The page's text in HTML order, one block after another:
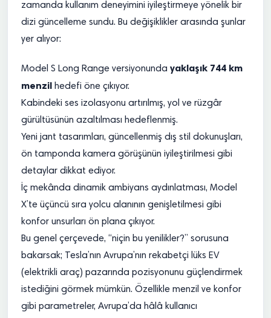
zamanda kullanım deneyimini iyileştirmeye yönelik bir
dizi güncelleme sundu. Bu değişiklikler arasında şunlar
yer alıyor:
Model S Long Range versiyonunda yaklaşık 744 km
menzil hedefi öne çıkıyor.
Kabindeki ses izolasyonu artırılmış, yol ve rüzgâr
gürültüsünün azaltılması hedeflenmiş.
Yeni jant tasarımları, güncellenmiş dış stil dokunuşları,
ön tamponda kamera görüşünün iyileştirilmesi gibi
detaylar dikkat ediyor.
İç mekânda dinamik ambiyans aydınlatması, Model
X’te üçüncü sıra yolcu alanının genişletilmesi gibi
konfor unsurları ön plana çıkıyor.
Bu genel çerçevede, “niçin bu yenilikler?” sorusuna
bakarsak; Tesla’nın Avrupa’nın rekabetçi lüks EV
(elektrikli araç) pazarında pozisyonunu güçlendirmek
istediğini görmek mümkün. Özellikle menzil ve konfor
gibi parametreler, Avrupa’da hâlâ kullanıcı